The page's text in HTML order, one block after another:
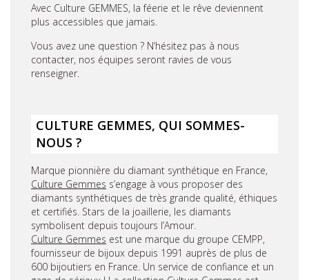
Avec Culture GEMMES, la féerie et le rêve deviennent
plus accessibles que jamais.
Vous avez une question ? N’hésitez pas à nous
contacter, nos équipes seront ravies de vous
renseigner.
CULTURE GEMMES, QUI SOMMES-
NOUS ?
Marque pionnière du diamant synthétique en France,
Culture Gemmes s’engage à vous proposer des
diamants synthétiques de très grande qualité, éthiques
et certifiés. Stars de la joaillerie, les diamants
symbolisent depuis toujours l’Amour.
Culture Gemmes est une marque du groupe CEMPP,
fournisseur de bijoux depuis 1991 auprès de plus de
600 bijoutiers en France. Un service de confiance et un